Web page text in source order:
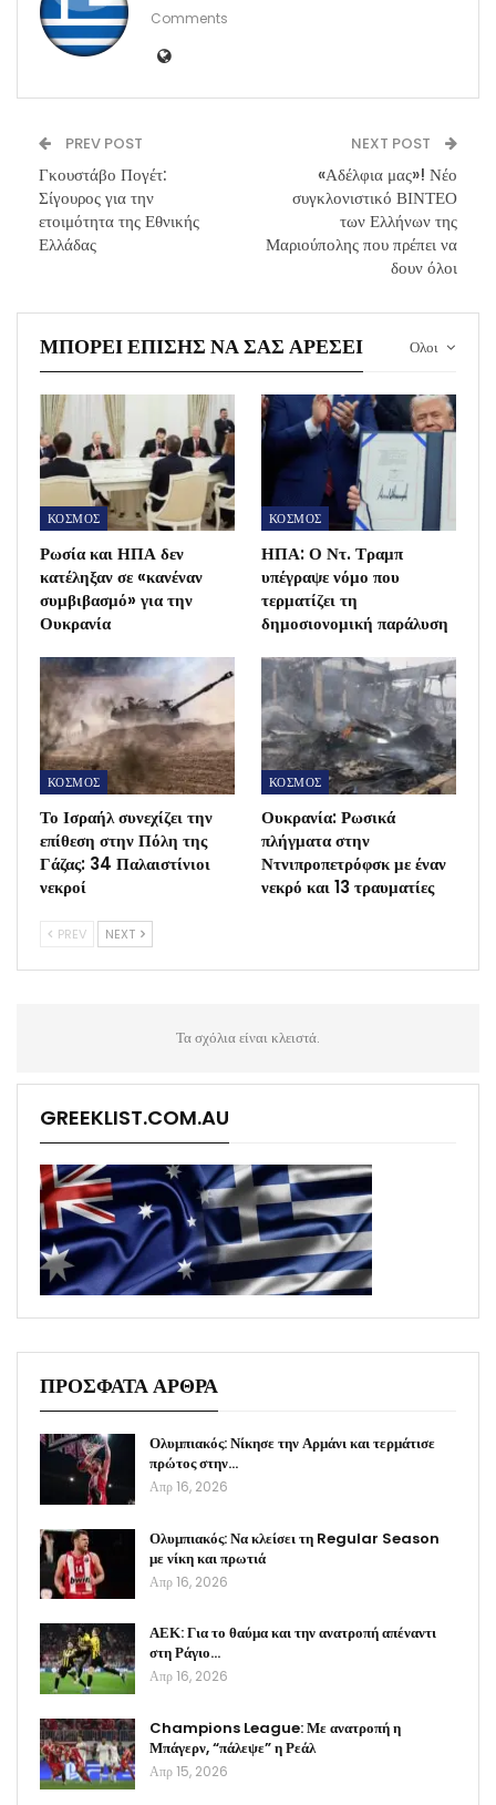
Comments
PREV POST
Γκουστάβο Πογέτ:
Σίγουρος για την
ετοιμότητα της Εθνικής
Ελλάδας
NEXT POST
«Αδέλφια μας»! Νέο
συγκλονιστικό ΒΙΝΤΕΟ
των Ελλήνων της
Μαριούπολης που πρέπει να
δουν όλοι
Ολοι
ΜΠΟΡΕΊ ΕΠΊΣΗΣ ΝΑ ΣΑΣ ΑΡΈΣΕΙ
ΚΟΣΜΟΣ
Ρωσία και ΗΠΑ δεν
κατέληξαν σε «κανέναν
συμβιβασμό» για την
Ουκρανία
ΚΟΣΜΟΣ
ΗΠΑ: Ο Ντ. Τραμπ
υπέγραψε νόμο που
τερματίζει τη
δημοσιονομική παράλυση
ΚΟΣΜΟΣ
Το Ισραήλ συνεχίζει την
επίθεση στην Πόλη της
Γάζας: 34 Παλαιστίνιοι
νεκροί
ΚΟΣΜΟΣ
Ουκρανία: Ρωσικά
πλήγματα στην
Ντνιπροπετρόφσκ με έναν
νεκρό και 13 τραυματίες
PREV NEXT
Τα σχόλια είναι κλειστά.
GREEKLIST.COM.AU
ΠΡΟΣΦΑΤΑ ΑΡΘΡΑ
Ολυμπιακός: Νίκησε την Αρμάνι και τερμάτισε
πρώτος στην…
Απρ 16, 2026
Ολυμπιακός: Να κλείσει τη Regular Season
με νίκη και πρωτιά
Απρ 16, 2026
ΑΕΚ: Για το θαύμα και την ανατροπή απέναντι
στη Ράγιο…
Απρ 16, 2026
Champions League: Με ανατροπή η
Μπάγερν, “πάλεψε” η Ρεάλ
Απρ 15, 2026